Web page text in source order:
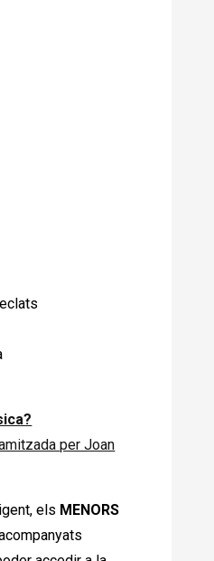
per Joan
els MENORS